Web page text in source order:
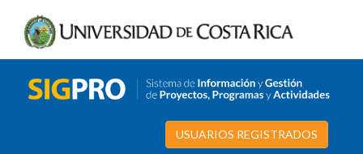
USUARIOS REGISTRADOS